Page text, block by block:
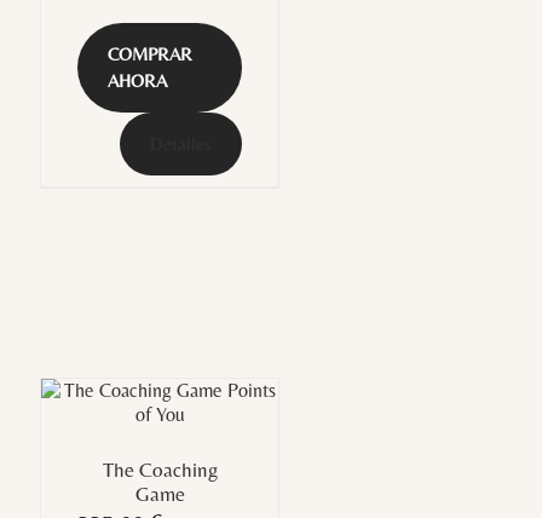
COMPRAR
AHORA
The Coaching
Game